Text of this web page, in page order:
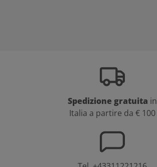
Spedizione gratuita in
Italia a partire da € 100